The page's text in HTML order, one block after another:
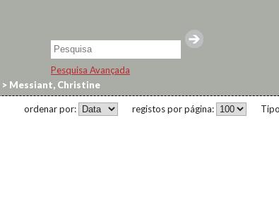
Pesquisa Avançada
> Messiant, Christine
registos por página:
ordenar por: